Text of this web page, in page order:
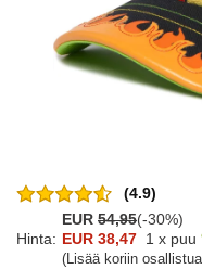
(4.9)
EUR 54,95(-30%)
Hinta: EUR 38,47 1 x puu
(Lisää koriin